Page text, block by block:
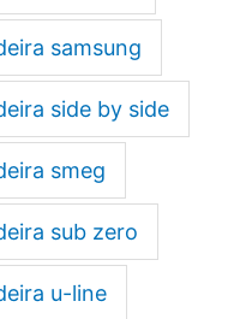
samsung
side by side
smeg
sub zero
u-line